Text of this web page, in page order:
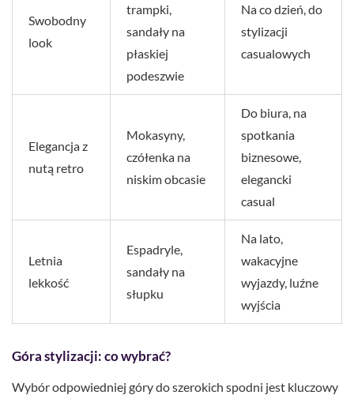
Swobodny
look
trampki,
sandały na
płaskiej
podeszwie
Na co dzień, do
stylizacji
casualowych
Elegancja z
nutą retro
Mokasyny,
czółenka na
niskim obcasie
Do biura, na
spotkania
biznesowe,
elegancki
casual
Letnia
lekkość
Espadryle,
sandały na
słupku
Na lato,
wakacyjne
wyjazdy, luźne
wyjścia
Góra stylizacji: co wybrać?
Wybór odpowiedniej góry do szerokich spodni jest kluczowy